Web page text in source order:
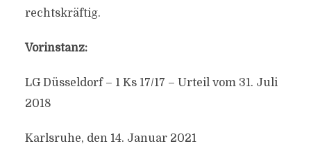
rechtskräftig.
Vorinstanz:
LG Düsseldorf – 1 Ks 17/17 – Urteil vom 31. Juli
2018
Karlsruhe, den 14. Januar 2021